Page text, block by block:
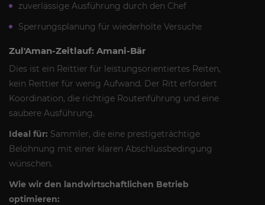
zuverlässige Ausführung durch den Chef
Sperrungsplanung für wiederholte Versuche
Zul'Aman-Zeitlauf: Amani-Bär
Dies ist ein Reittier für leistungsorientiertes Reiten,
kein Reittier für wenig Aufwand. Der Ritt erfordert
Koordination, die richtige Routenführung und eine
saubere Ausführung.
Ideal für: Sammler, die eine prestigeträchtige
Belohnung mit einer klaren Abschlussbedingung
wünschen.
Wie wir den landwirtschaftlichen Betrieb
optimieren: